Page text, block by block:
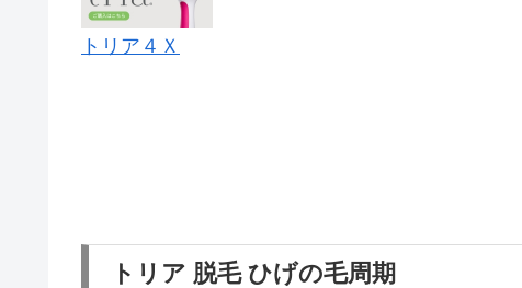
トリア４Ｘ
トリア 脱毛 ひげの毛周期